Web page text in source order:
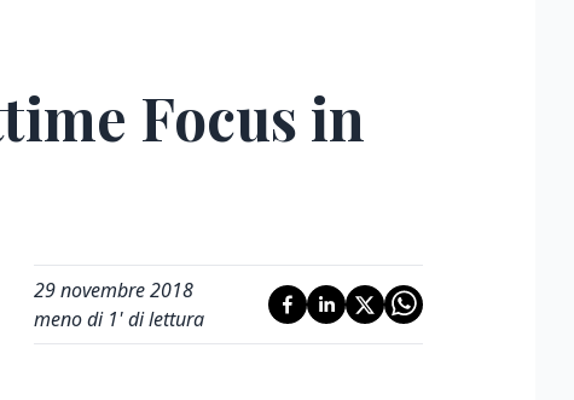
Focus in
29 novembre 2018
meno di 1' di lettura